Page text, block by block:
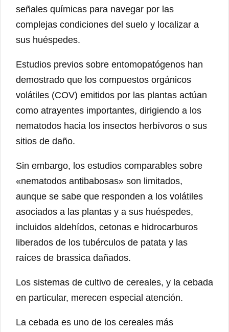
señales químicas para navegar por las
complejas condiciones del suelo y localizar a
sus huéspedes.
Estudios previos sobre entomopatógenos han
demostrado que los compuestos orgánicos
volátiles (COV) emitidos por las plantas actúan
como atrayentes importantes, dirigiendo a los
nematodos hacia los insectos herbívoros o sus
sitios de daño.
Sin embargo, los estudios comparables sobre
«nematodos antibabosas» son limitados,
aunque se sabe que responden a los volátiles
asociados a las plantas y a sus huéspedes,
incluidos aldehídos, cetonas e hidrocarburos
liberados de los tubérculos de patata y las
raíces de brassica dañados.
Los sistemas de cultivo de cereales, y la cebada
en particular, merecen especial atención.
La cebada es uno de los cereales más